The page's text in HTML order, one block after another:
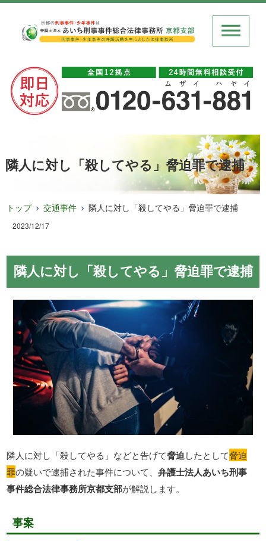
隣人に対し「殺してやる」脅迫罪で逮捕
トップ 交通事件 隣人に対し「殺してやる」脅迫罪で逮捕
2023/12/17
隣人に対し「殺してやる」脅迫罪で逮捕
隣人に対し「殺してやる」などと告げて脅迫したとして脅迫
罪の疑いで逮捕された事件について、弁護士法人あいち刑事
事件総合法律事務所京都支部が解説します。
事案